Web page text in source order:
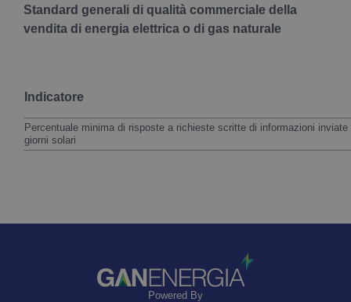
Standard generali di qualità commerciale della
vendita di energia elettrica o di gas naturale
Indicatore
Percentuale minima di risposte a richieste scritte di informazioni
giorni solari
Powered By